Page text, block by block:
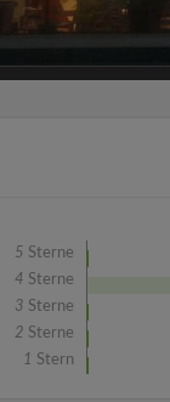
5 Sterne
4 Sterne
3 Sterne
2 Sterne
1 Stern